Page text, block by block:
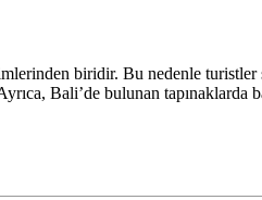
biridir. Bu nedenle
Bali’de bulunan tapınaklarda